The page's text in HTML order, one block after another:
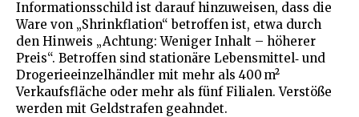
Informationsschild ist darauf hinzuweisen, dass die
Ware von „Shrinkflation“ betroffen ist, etwa durch
den Hinweis „Achtung: Weniger Inhalt – höherer
Preis“. Betroffen sind stationäre Lebensmittel‑ und
Drogerieeinzelhändler mit mehr als 400 m²
Verkaufsfläche oder mehr als fünf Filialen. Verstöße
werden mit Geldstrafen geahndet.